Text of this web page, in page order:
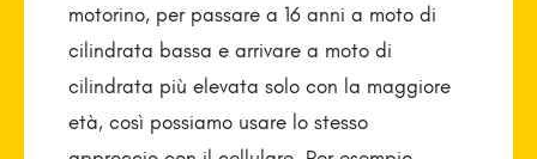
motorino, per passare a 16 anni a moto di
cilindrata bassa e arrivare a moto di
cilindrata più elevata solo con la maggiore
età, così possiamo usare lo stesso